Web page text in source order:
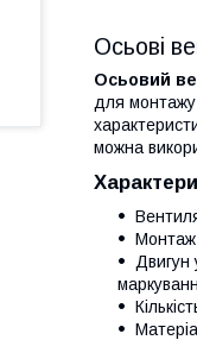
Осьові
Осьовий
для монтажу
можна
Монтаж